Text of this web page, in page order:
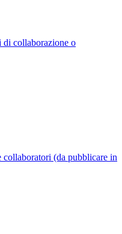
collaborazione o
collaboratori (da pubblicare in